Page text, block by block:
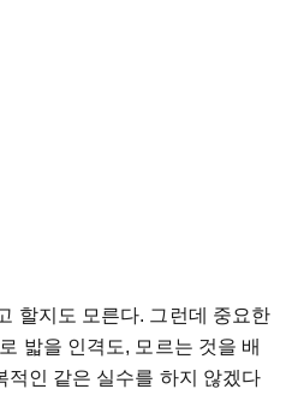
할지도 모른다. 그런데 중요한
밟을 인격도, 모르는 것을 배
적인 같은 실수를 하지 않겠다